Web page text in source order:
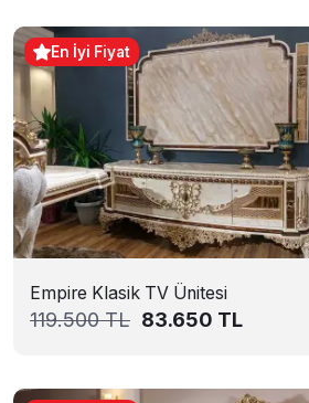
En İyi Fiyat
Empire Klasik TV Ünitesi
119.500TL 83.650 TL